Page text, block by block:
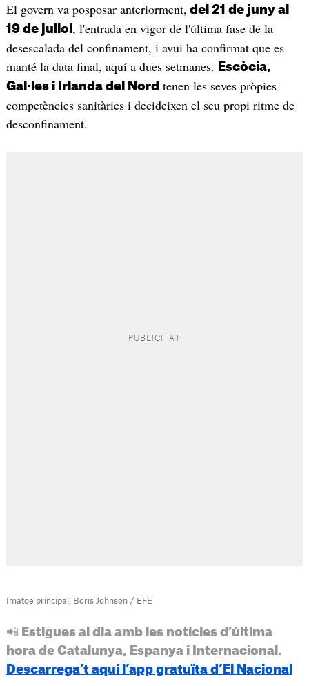
El govern va posposar anteriorment, del 21 de juny al
19 de juliol , l'entrada en vigor de l'última fase de la
desescalada del confinament, i avui ha confirmat que es
manté la data final, aquí a dues setmanes.
Escòcia,
Gal·les i Irlanda del Nord tenen les seves pròpies
competències sanitàries i decideixen el seu propi ritme de
desconfinament.
Imatge principal, Boris Johnson / EFE
📲 Estigues al dia amb les notícies d’última
hora de Catalunya, Espanya i Internacional.
Descarrega’t aquí l’app gratuïta d’El Nacional